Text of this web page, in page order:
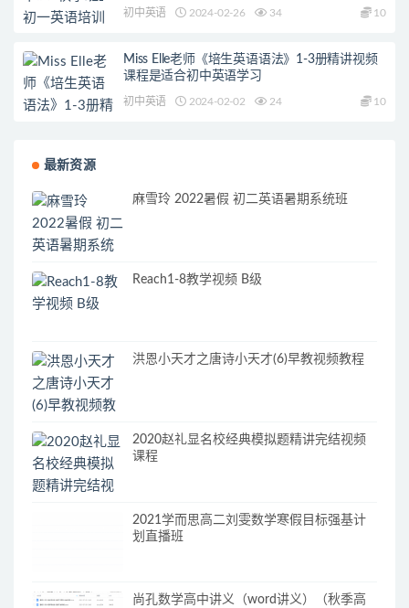
初中英语 2024-02-26 34 10
Miss Elle老师《培生英语语法》1-3册精讲视频
课程是适合初中英语学习
初中英语 2024-02-02 24 10
最新资源
麻雪玲 2022暑假 初二英语暑期系统班
Reach1-8教学视频 B级
洪恩小天才之唐诗小天才(6)早教视频教程
2020赵礼显名校经典模拟题精讲完结视频
课程
2021学而思高二刘雯数学寒假目标强基计
划直播班
尚孔数学高中讲义（word讲义）（秋季高